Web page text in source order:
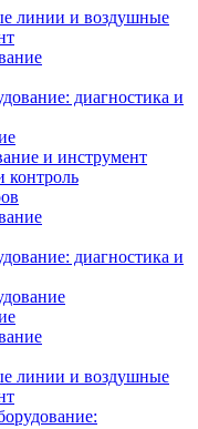
линии и воздушные
диагностика и
и инструмент
контроль
диагностика и
линии и воздушные